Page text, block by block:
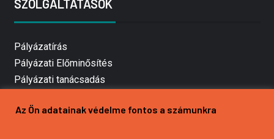
SZOLGÁLTATÁSOK
Pályázatírás
Pályázati Előminősítés
Pályázati tanácsadás
Mezőgazdasági pályázatírás
Az Ön adatainak védelme fontos a számunkra